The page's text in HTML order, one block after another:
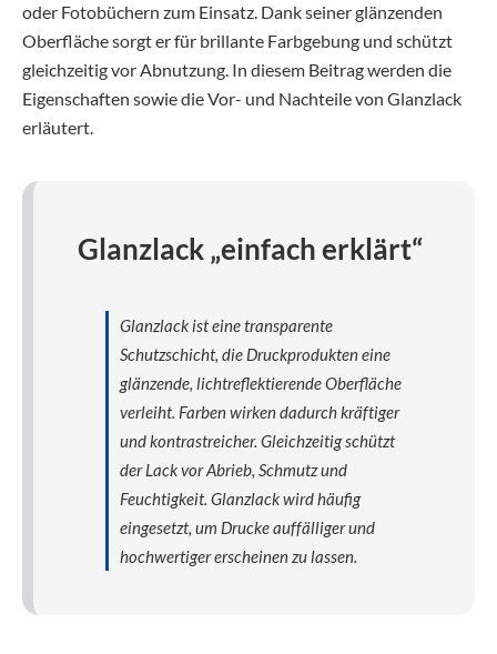
oder Fotobüchern zum Einsatz. Dank seiner glänzenden
Oberfläche sorgt er für brillante Farbgebung und schützt
gleichzeitig vor Abnutzung. In diesem Beitrag werden die
Eigenschaften sowie die Vor- und Nachteile von Glanzlack
erläutert.
Glanzlack „einfach erklärt“
Glanzlack ist eine transparente
Schutzschicht, die Druckprodukten eine
glänzende, lichtreflektierende Oberfläche
verleiht. Farben wirken dadurch kräftiger
und kontrastreicher. Gleichzeitig schützt
der Lack vor Abrieb, Schmutz und
Feuchtigkeit. Glanzlack wird häufig
eingesetzt, um Drucke auffälliger und
hochwertiger erscheinen zu lassen.